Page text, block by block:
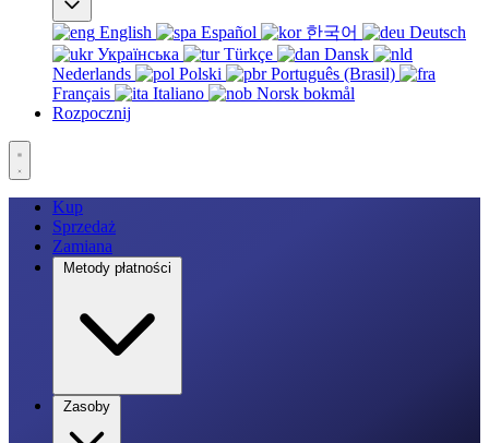
English Español 한국어
Deutsch
Українська
Türkçe
Dansk
Nederlands
Polski
Português (Brasil)
Français
Italiano
Norsk bokmål
Rozpocznij
Kup
Sprzedaż
Zamiana
Metody płatności
Zasoby